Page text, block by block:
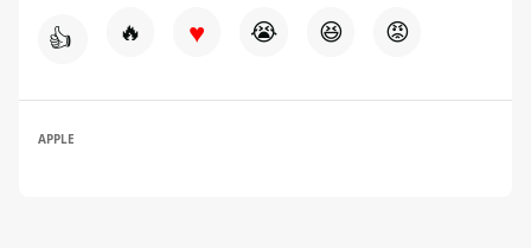
👍 🔥 ♥ 😭 😆 😡
APPLE